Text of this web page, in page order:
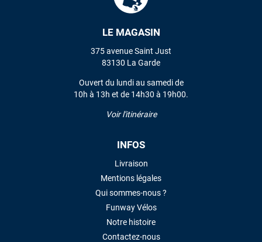
LE MAGASIN
375 avenue Saint Just
83130 La Garde
Ouvert du lundi au samedi de
10h à 13h et de 14h30 à 19h00.
Voir l'itinéraire
INFOS
Livraison
Mentions légales
Qui sommes-nous ?
Funway Vélos
Notre histoire
Contactez-nous